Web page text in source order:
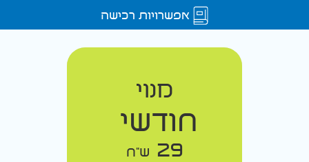
אפשרויות רכישה
מנוי
חודשי
29 ש"ח